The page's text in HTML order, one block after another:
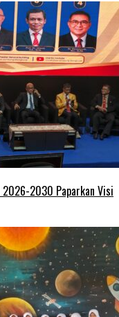
2026-2030 Paparkan Visi